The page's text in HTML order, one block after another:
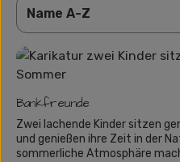
Bankfreunde
Zwei lachende Kinder sitzen
und genießen ihre Zeit in der
sommerliche Atmosphäre